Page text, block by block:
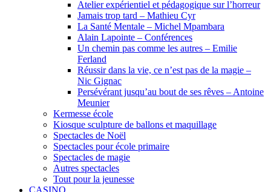
Atelier expérientiel et pédagogique sur l’horreur
Jamais trop tard – Mathieu Cyr
La Santé Mentale – Michel Mpambara
Alain Lapointe – Conférences
Un chemin pas comme les autres – Emilie
Ferland
Réussir dans la vie, ce n’est pas de la magie –
Nic Gignac
Persévérant jusqu’au bout de ses rêves – Antoine
Meunier
Kermesse école
Kiosque sculpture de ballons et maquillage
Spectacles de Noël
Spectacles pour école primaire
Spectacles de magie
Autres spectacles
Tout pour la jeunesse
CASINO